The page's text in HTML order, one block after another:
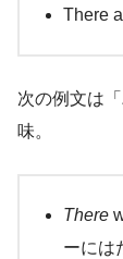
There
次の例文は
味。
There
ーには